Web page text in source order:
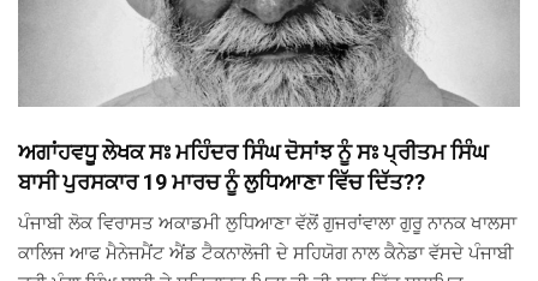
ਅਗਾਂਹਵਧੂ ਲੇਖਕ ਸਃ ਮਹਿੰਦਰ ਸਿੰਘ ਦੋਸਾਂਝ ਨੂੰ ਸਃ ਪ੍ਰੀਤਮ ਸਿੰਘ
ਬਾਸੀ ਪੁਰਸਕਾਰ 19 ਮਾਰਚ ਨੂੰ ਲੁਧਿਆਣਾ ਵਿੱਚ ਦਿੱਤ??
ਪੰਜਾਬੀ ਲੋਕ ਵਿਰਾਸਤ ਅਕਾਡਮੀ ਲੁਧਿਆਣਾ ਵੱਲੋਂ ਗੁਜਰਾਂਵਾਲਾ ਗੁਰੂ ਨਾਨਕ ਖਾਲਸਾ
ਕਾਲਿਜ ਆਫ ਮੈਨੇਜਮੈਂਟ ਐਂਡ ਟੈਕਨਾਲੋਜੀ ਦੇ ਸਹਿਯੋਗ ਨਾਲ ਕੈਨੇਡਾ ਵੱਸਦੇ ਪੰਜਾਬੀ